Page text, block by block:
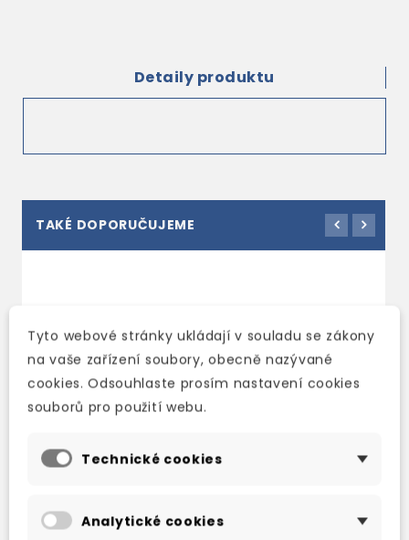
Detaily produktu
TAKÉ DOPORUČUJEME
PIPPA AND POP
PUPPET
PIPPA AND POP 2
Tyto webové stránky ukládají v souladu se zákony
na vaše zařízení soubory, obecně nazývané
cookies. Odsouhlaste prosím nastavení cookies
souborů pro použití webu.
Technické cookies
Analytické cookies